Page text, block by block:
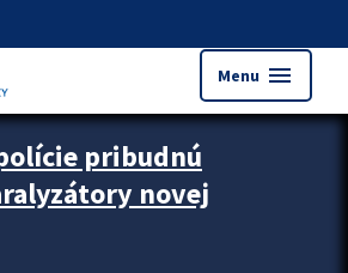
Menu menu
upútavok
pribudnú
novej